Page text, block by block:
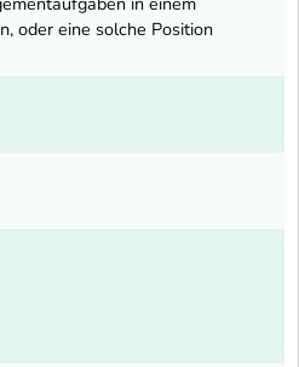
oder eine solche Position